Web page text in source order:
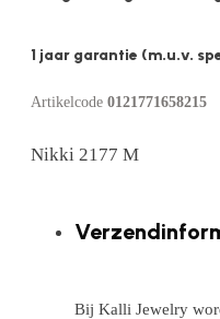
1 jaar garantie (m.u.v.
Artikelcode 0121771658215
Nikki 2177 M
Bij Kalli Jewelry